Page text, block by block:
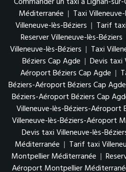
Méditerranée | Taxi
Villeneuve-lès-Béziers | Tarif
Reserver Villeneuve-lès-Béziers
Villeneuve-lès-Béziers | Taxi
Béziers Cap Agde | Devis taxi
Aéroport Béziers Cap Agde |
Béziers-Aéroport Béziers Cap Agde
Béziers-Aéroport Béziers Cap
Villeneuve-lès-Béziers-Aéroport
Villeneuve-lès-Béziers-Aéroport
Devis taxi Villeneuve-lès-
Méditerranée | Tarif taxi
Montpellier Méditerranée |
Aéroport Montpellier